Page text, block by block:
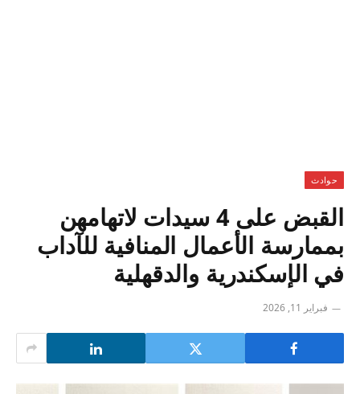
حوادث
القبض على 4 سيدات لاتهامهن
بممارسة الأعمال المنافية للآداب
في الإسكندرية والدقهلية
فبراير 11, 2026